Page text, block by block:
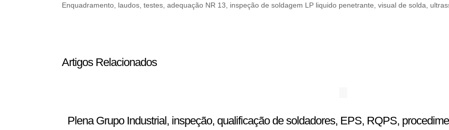
Enquadramento, laudos, testes, adequação NR 13, inspeção de soldagem LP liquido penetrante, visual de solda,
Artigos Relacionados
Plena Grupo Industrial, inspeção, qualificação de soldadores, EPS, RQPS,